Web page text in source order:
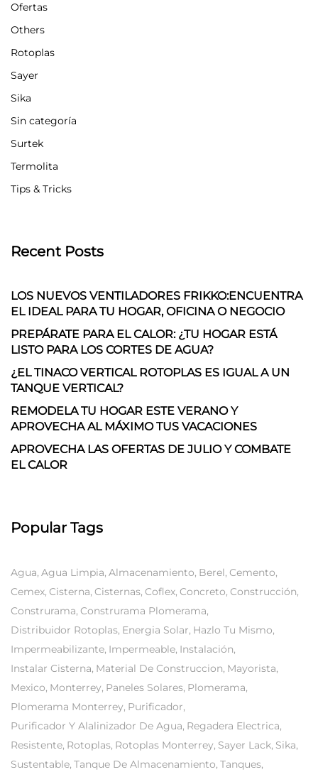
Ofertas
Others
Rotoplas
Sayer
Sika
Sin categoría
Surtek
Termolita
Tips & Tricks
Recent Posts
LOS NUEVOS VENTILADORES FRIKKO:ENCUENTRA
EL IDEAL PARA TU HOGAR, OFICINA O NEGOCIO
PREPÁRATE PARA EL CALOR: ¿TU HOGAR ESTÁ
LISTO PARA LOS CORTES DE AGUA?
¿EL TINACO VERTICAL ROTOPLAS ES IGUAL A UN
TANQUE VERTICAL?
REMODELA TU HOGAR ESTE VERANO Y
APROVECHA AL MÁXIMO TUS VACACIONES
APROVECHA LAS OFERTAS DE JULIO Y COMBATE
EL CALOR
Popular Tags
Agua Agua Limpia Almacenamiento Berel Cemento
Cemex Cisterna Cisternas Coflex Concreto Construcción
Construrama Construrama Plomerama
Distribuidor Rotoplas Energia Solar Hazlo Tu Mismo
Impermeabilizante Impermeable Instalación
Instalar Cisterna Material De Construccion Mayorista
Mexico Monterrey Paneles Solares Plomerama
Plomerama Monterrey Purificador
Purificador Y Alalinizador De Agua Regadera Electrica
Resistente Rotoplas Rotoplas Monterrey Sayer Lack Sika
Sustentable Tanque De Almacenamiento Tanques